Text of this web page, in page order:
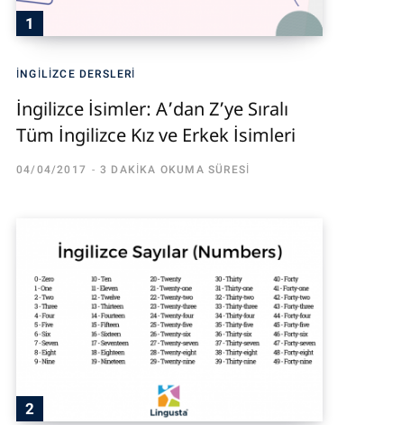
İNGILIZCE DERSLERI
İngilizce İsimler: A’dan Z’ye Sıralı
Tüm İngilizce Kız ve Erkek İsimleri
04/04/2017 3 DAKIKA OKUMA SÜRESI